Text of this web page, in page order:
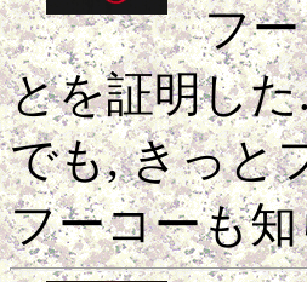
フ
とを証明した
でも, きっと
フーコーも